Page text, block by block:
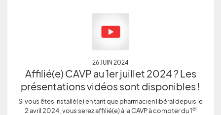
26 JUIN 2024
Affilié(e) CAVP au 1er juillet 2024 ? Les
présentations vidéos sont disponibles !
Si vous êtes installé(e) en tant que pharmacien libéral depuis le
2 avril 2024, vous serez affilié(e) à la CAVP à compter du 1er